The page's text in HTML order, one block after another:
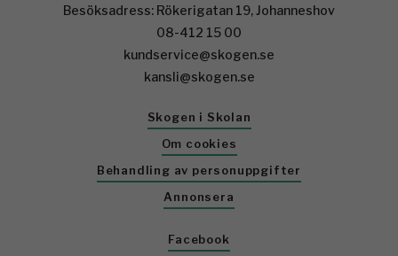
Besöksadress: Rökerigatan 19, Johanneshov
08-412 15 00
kundservice@skogen.se
kansli@skogen.se
Skogen i Skolan
Om cookies
Behandling av personuppgifter
Annonsera
Facebook